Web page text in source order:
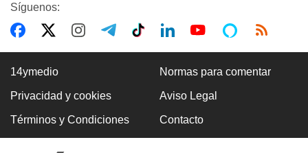
Premio Literario Lourdes Gil 2026 en Poesía
Síguenos:
14ymedio Normas para comentar
Privacidad y cookies Aviso Legal
Términos y Condiciones Contacto